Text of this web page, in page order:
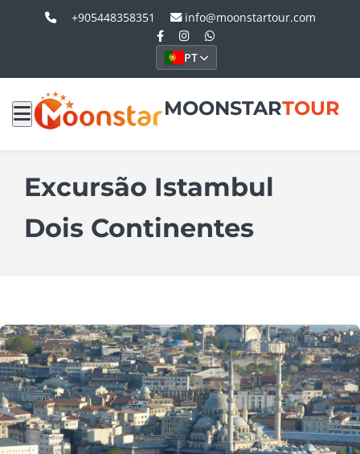
+905448358351 info@moonstartour.com
PT
MOONSTARTOUR
Excursão Istambul
Dois Continentes